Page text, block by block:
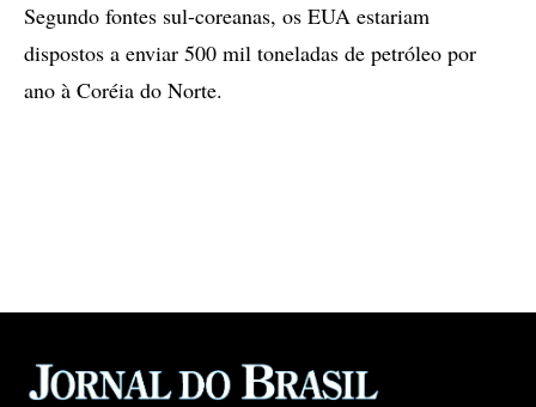
Segundo fontes sul-coreanas, os EUA estariam
dispostos a enviar 500 mil toneladas de petróleo por
ano à Coréia do Norte.